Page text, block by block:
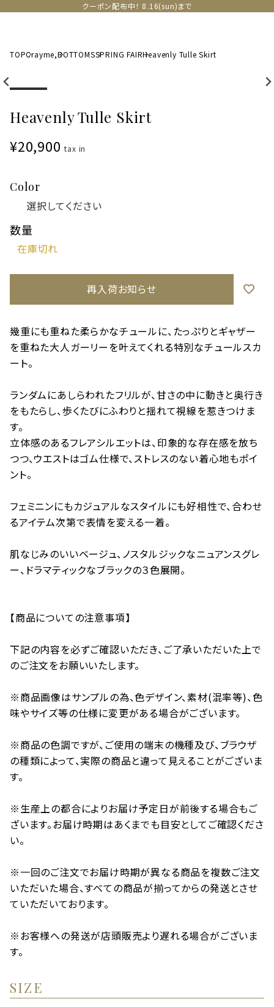
クーポン配布中！ 8.16(sun)まで
TOPCrayme,BOTTOMSSPRING FAIRHeavenly Tulle Skirt
Heavenly Tulle Skirt
¥20,900tax in
Color
数量
再入荷お知らせ
幾重にも重ねた柔らかなチュールに、たっぷりとギャザー
を重ねた大人ガーリーを叶えてくれる特別なチュールスカ
ート。
ランダムにあしらわれたフリルが、甘さの中に動きと奥行き
をもたらし、歩くたびにふわりと揺れて視線を惹きつけま
す。
立体感のあるフレアシルエットは、印象的な存在感を放ち
つつ、ウエストはゴム仕様で、ストレスのない着心地もポイ
ント。
フェミニンにもカジュアルなスタイルにも好相性で、合わせ
るアイテム次第で表情を変える一着。
肌なじみのいいベージュ、ノスタルジックなニュアンスグレ
ー、ドラマティックなブラックの３色展開。
【商品についての注意事項】
下記の内容を必ずご確認いただき、ご了承いただいた上で
のご注文をお願いいたします。
※商品画像はサンプルの為、色デザイン、素材(混率等)、色
味やサイズ等の仕様に変更がある場合がございます。
※商品の色調ですが、ご使用の端末の機種及び、ブラウザ
の種類によって、実際の商品と違って見えることがございま
す。
※生産上の都合によりお届け予定日が前後する場合もご
ざいます。お届け時期はあくまでも目安としてご確認くださ
い。
※一回のご注文でお届け時期が異なる商品を複数ご注文
いただいた場合、すべての商品が揃ってからの発送とさせ
ていただいております。
※お客様への発送が店頭販売より遅れる場合がございま
す。
SIZE